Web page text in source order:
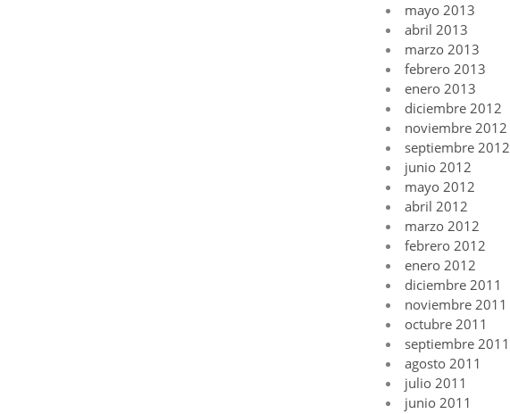
mayo 2013
abril 2013
marzo 2013
febrero 2013
enero 2013
diciembre 2012
noviembre 2012
septiembre 2012
junio 2012
mayo 2012
abril 2012
marzo 2012
febrero 2012
enero 2012
diciembre 2011
noviembre 2011
octubre 2011
septiembre 2011
agosto 2011
julio 2011
junio 2011